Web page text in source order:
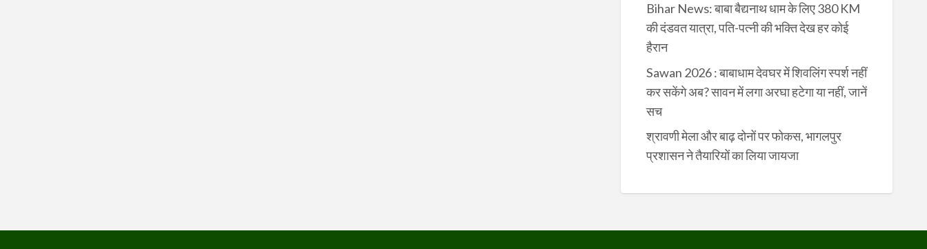
Bihar News: बाबा बैद्यनाथ धाम के लिए 380 KM
की दंडवत यात्रा, पति-पत्नी की भक्ति देख हर कोई
हैरान
Sawan 2026 : बाबाधाम देवघर में शिवलिंग स्पर्श नहीं
कर सकेंगे अब? सावन में लगा अरघा हटेगा या नहीं, जानें
सच
श्रावणी मेला और बाढ़ दोनों पर फोकस, भागलपुर
प्रशासन ने तैयारियों का लिया जायजा